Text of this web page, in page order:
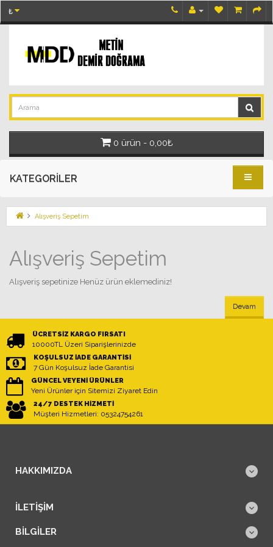
₺
0 ürün - 0,00₺
KATEGORILER
Alışveriş Sepetim
Alışveriş Sepetim
Alışveriş sepetinize Henüz ürün eklemediniz!
Devam
ÜCRETSIZ KARGO FIRSATI
10000TL Üzeri Siparişlerinizde
KOŞULSUZ İADE GARANTISI
7 Gün Koşulsuz İade Garantisi
GÜNCEL VEYENI ÜRÜNLER
Yeni Ürünler için Sitemizi Ziyaret Edin
24/7 DESTEK HIZMETI
Müşteri Hizmetleri: 05324754261
HAKKIMIZDA
İLETIŞIM
BILGILER